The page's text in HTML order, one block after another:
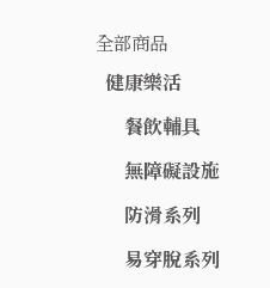
全部商品
健康樂活
餐飲輔具
無障礙設施
防滑系列
易穿脫系列